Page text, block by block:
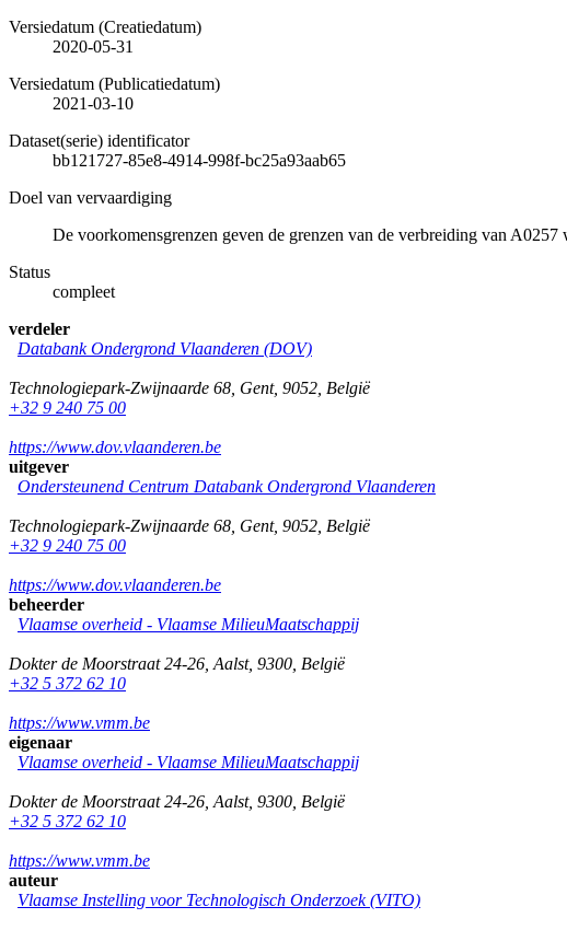
Versiedatum (Creatiedatum)
2020-05-31
Versiedatum (Publicatiedatum)
2021-03-10
Dataset(serie) identificator
bb121727-85e8-4914-998f-bc25a93aab65
Doel van vervaardiging
De voorkomensgrenzen geven de grenzen van de verbreiding van A0257
Status
compleet
verdeler
Databank Ondergrond Vlaanderen (DOV)
Technologiepark-Zwijnaarde 68 Gent, 9052 België
+32 9 240 75 00
https://www.dov.vlaanderen.be
uitgever
Ondersteunend Centrum Databank Ondergrond Vlaanderen
Technologiepark-Zwijnaarde 68 Gent, 9052 België
+32 9 240 75 00
https://www.dov.vlaanderen.be
beheerder
Vlaamse overheid - Vlaamse MilieuMaatschappij
Dokter de Moorstraat 24-26 Aalst, 9300 België
+32 5 372 62 10
https://www.vmm.be
eigenaar
Vlaamse overheid - Vlaamse MilieuMaatschappij
Dokter de Moorstraat 24-26 Aalst, 9300 België
+32 5 372 62 10
https://www.vmm.be
auteur
Vlaamse Instelling voor Technologisch Onderzoek (VITO)